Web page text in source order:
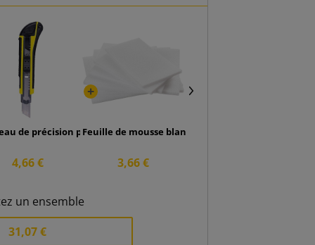
V 35x35x3mm longueur 1100mm
de précision professionnel de 18 mm
4,66 €
Feuille de mousse blanche 600x400x10
3,66 €
un ensemble
31,07 €